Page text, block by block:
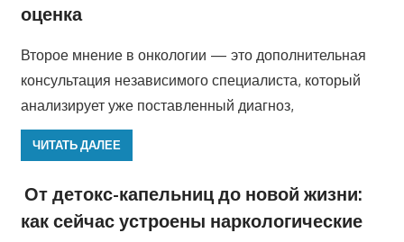
оценка
Второе мнение в онкологии — это дополнительная
консультация независимого специалиста, который
анализирует уже поставленный диагноз,
ЧИТАТЬ ДАЛЕЕ
От детокс-капельниц до новой жизни:
как сейчас устроены наркологические